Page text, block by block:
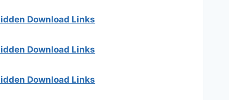
Download Links
Download Links
Download Links